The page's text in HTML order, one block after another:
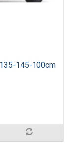
145-100cm